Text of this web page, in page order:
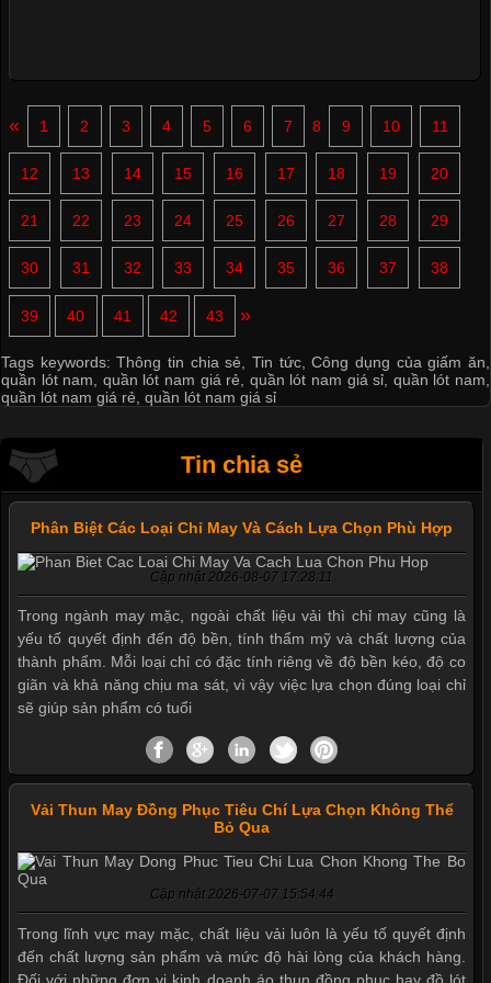
« 1 2 3 4 5 6 7 8 9 10 11
12 13 14 15 16 17 18 19 20
21 22 23 24 25 26 27 28 29
30 31 32 33 34 35 36 37 38
39 40 41 42 43 »
Tags keywords:Thông tin chia sẻ ,Tin tức,Công dụng của giấm ăn
quần lót nam
quần lót nam giá rẻ quần lót nam giá sỉ quần lót nam
quần lót nam giá rẻ quần lót nam giá sỉ
Tin chia sẻ
Phân Biệt Các Loại Chỉ May Và Cách Lựa Chọn Phù Hợp
Cập nhật 2026-08-07 17:28:11
Trong ngành may mặc, ngoài chất liệu vải thì chỉ may cũng là
yếu tố quyết định đến độ bền, tính thẩm mỹ và chất lượng của
thành phẩm. Mỗi loại chỉ có đặc tính riêng về độ bền kéo, độ co
giãn và khả năng chịu ma sát, vì vậy việc lựa chọn đúng loại chỉ
sẽ giúp sản phẩm có tuổi
Vải Thun May Đồng Phục Tiêu Chí Lựa Chọn Không Thể
Bỏ Qua
Cập nhật 2026-07-07 15:54:44
Trong lĩnh vực may mặc, chất liệu vải luôn là yếu tố quyết định
đến chất lượng sản phẩm và mức độ hài lòng của khách hàng.
Đối với những đơn vị kinh doanh áo thun đồng phục hay đồ lót